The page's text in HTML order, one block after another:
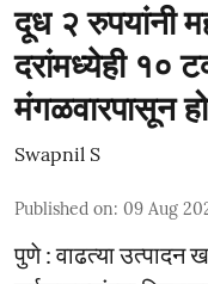
दूध २ रुपयांनी
दरांमध्येही १०
मंगळवारपासून
Swapnil S
Published on: 09 Aug
पुणे : वाढत्या उत्पादन